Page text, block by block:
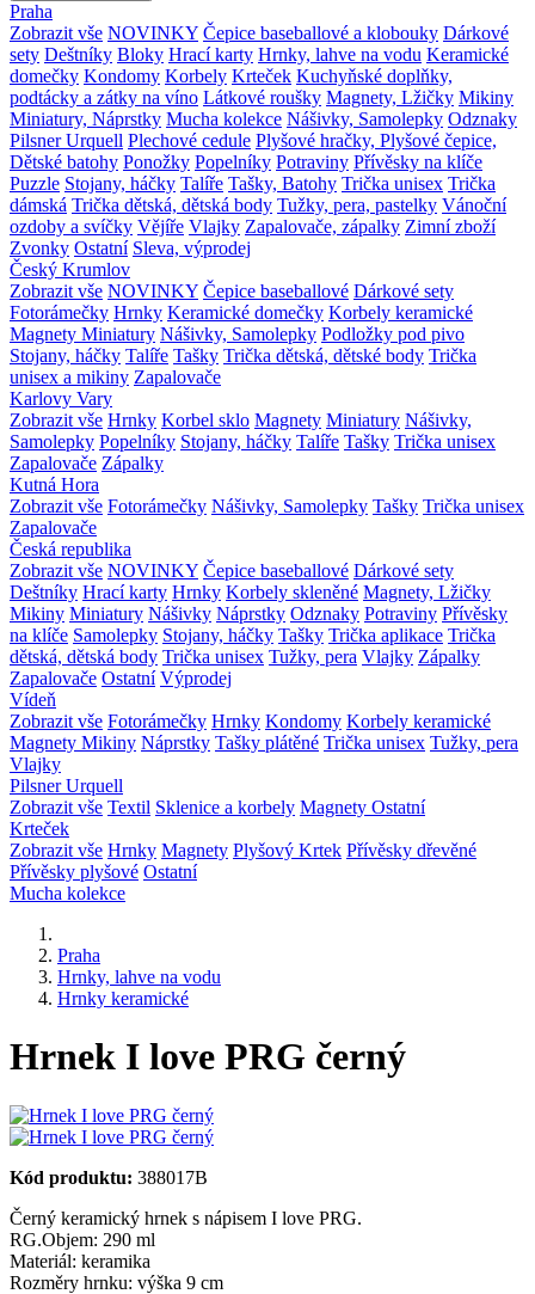
Praha
Zobrazit vše NOVINKY Čepice baseballové a klobouky Dárkové
sety Deštníky Bloky Hrací karty Hrnky, lahve na vodu Keramické
domečky Kondomy Korbely Krteček Kuchyňské doplňky,
podtácky a zátky na víno Látkové roušky Magnety, Lžičky Mikiny
Miniatury, Náprstky Mucha kolekce Nášivky, Samolepky Odznaky
Pilsner Urquell Plechové cedule Plyšové hračky, Plyšové čepice,
Dětské batohy Ponožky Popelníky Potraviny Přívěsky na klíče
Puzzle Stojany, háčky Talíře Tašky, Batohy Trička unisex Trička
dámská Trička dětská, dětská body Tužky, pera, pastelky Vánoční
ozdoby a svíčky Vějíře Vlajky Zapalovače, zápalky Zimní zboží
Zvonky Ostatní Sleva, výprodej
Český Krumlov
Zobrazit vše NOVINKY Čepice baseballové Dárkové sety
Fotorámečky Hrnky Keramické domečky Korbely keramické
Magnety Miniatury Nášivky, Samolepky Podložky pod pivo
Stojany, háčky Talíře Tašky Trička dětská, dětské body Trička
unisex a mikiny Zapalovače
Karlovy Vary
Zobrazit vše Hrnky Korbel sklo Magnety Miniatury Nášivky,
Samolepky Popelníky Stojany, háčky Talíře Tašky Trička unisex
Zapalovače Zápalky
Kutná Hora
Zobrazit vše Fotorámečky Nášivky, Samolepky Tašky Trička unisex
Zapalovače
Česká republika
Zobrazit vše NOVINKY Čepice baseballové Dárkové sety
Deštníky Hrací karty Hrnky Korbely skleněné Magnety, Lžičky
Mikiny Miniatury Nášivky Náprstky Odznaky Potraviny Přívěsky
na klíče Samolepky Stojany, háčky Tašky Trička aplikace Trička
dětská, dětská body Trička unisex Tužky, pera Vlajky Zápalky
Zapalovače Ostatní Výprodej
Vídeň
Zobrazit vše Fotorámečky Hrnky Kondomy Korbely keramické
Magnety Mikiny Náprstky Tašky plátěné Trička unisex Tužky, pera
Vlajky
Pilsner Urquell
Zobrazit vše Textil Sklenice a korbely Magnety Ostatní
Krteček
Zobrazit vše Hrnky Magnety Plyšový Krtek Přívěsky dřevěné
Přívěsky plyšové Ostatní
Mucha kolekce
Praha
Hrnky, lahve na vodu
Hrnky keramické
Hrnek I love PRG černý
Kód produktu: 388017B
Černý keramický hrnek s nápisem I love PRG.
RG.Objem: 290 ml
Materiál: keramika
Rozměry hrnku: výška 9 cm